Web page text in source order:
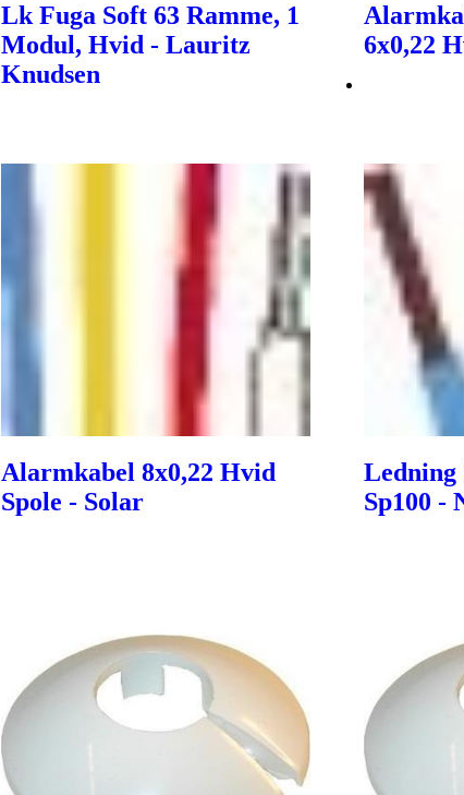
Lk Fuga Soft 63 Ramme, 1
Modul, Hvid - Lauritz
Knudsen
6x0,22
Alarmkabel 8x0,22 Hvid
Spole - Solar
Ledning
Sp100 -